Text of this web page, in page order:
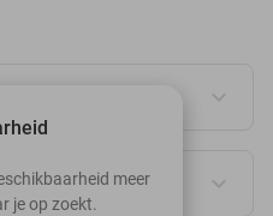
meer
je op zoekt.